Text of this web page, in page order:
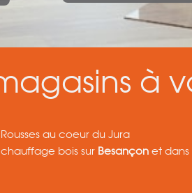
à
au coeur du Jura
bois sur Besançonet dans